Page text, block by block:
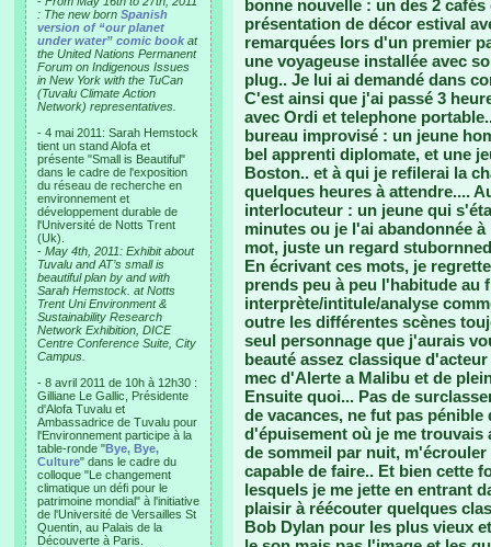
: The new born Spanish
version of “our planet
under water” comic book at
the United Nations Permanent
Forum on Indigenous Issues
in New York with the TuCan
(Tuvalu Climate Action
Network) representatives.
- 4 mai 2011: Sarah Hemstock
tient un stand Alofa et
présente "Small is Beautiful"
dans le cadre de l'exposition
du réseau de recherche en
environnement et
développement durable de
l'Université de Notts Trent
(Uk).
- May 4th, 2011: Exhibit about
Tuvalu and AT’s small is
beautiful plan by and with
Sarah Hemstock. at Notts
Trent Uni Environment &
Sustainability Research
Network Exhibition, DICE
Centre Conference Suite, City
Campus.
- 8 avril 2011 de 10h à 12h30 :
Gilliane Le Gallic, Présidente
d'Alofa Tuvalu et
Ambassadrice de Tuvalu pour
l'Environnement participe à la
table-ronde "Bye, Bye,
Culture" dans le cadre du
colloque "Le changement
climatique un défi pour le
patrimoine mondial" à l'initiative
de l'Université de Versailles St
Quentin, au Palais de la
Découverte à Paris.
bonne nouvelle : un des 2
présentation de décor estival
remarquées lors d'un premier
une voyageuse installée avec
plug.. Je lui ai demandé dans
C'est ainsi que j'ai passé 3
avec Ordi et telephone
bureau improvisé : un jeune
bel apprenti diplomate, et une
Boston.. et à qui je refilerai la
quelques heures à attendre....
interlocuteur : un jeune qui
minutes ou je l'ai abandonnée
mot, juste un regard
En écrivant ces mots, je
prends peu à peu l'habitude au
interprète/intitule/analyse
outre les différentes scènes
seul personnage que j'aurais
beauté assez classique
mec d'Alerte a Malibu et de
Ensuite quoi... Pas de
de vacances, ne fut pas
d'épuisement où je me trouvais
de sommeil par nuit,
capable de faire.. Et bien cette
lesquels je me jette en entrant
plaisir à réécouter quelques
Bob Dylan pour les plus vieux